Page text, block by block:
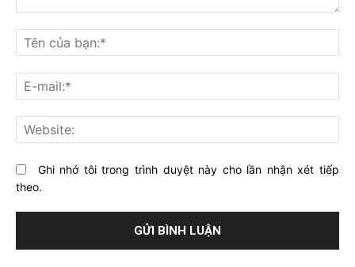
nghĩ
gì
về
bài
viết
này?
Ghi nhớ tôi trong trình duyệt này cho lần nhận xét tiếp
theo.